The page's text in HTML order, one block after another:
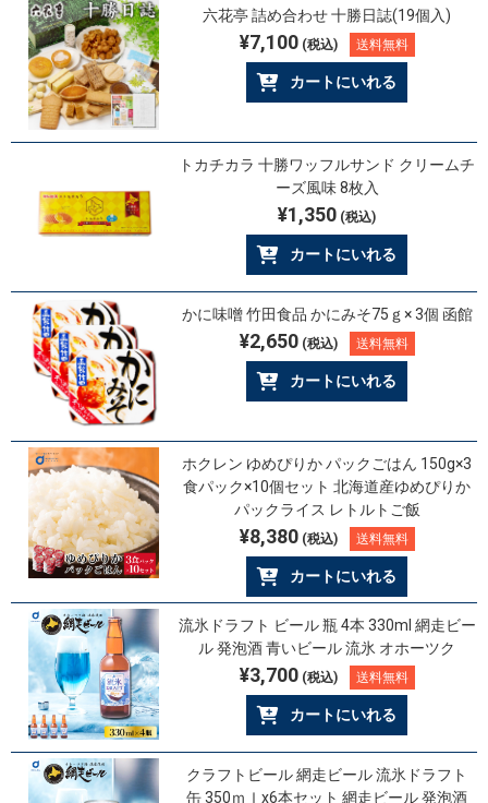
六花亭 詰め合わせ 十勝日誌(19個入)
¥7,100(税込) 送料無料
カートにいれる
トカチカラ 十勝ワッフルサンド クリームチ
ーズ風味 8枚入
¥1,350 (税込)
カートにいれる
かに味噌 竹田食品 かにみそ75ｇ× 3個 函館
¥2,650(税込) 送料無料
カートにいれる
ホクレン ゆめぴりか パックごはん 150g×3
食パック×10個セット 北海道産ゆめぴりか
パックライス レトルトご飯
¥8,380(税込) 送料無料
カートにいれる
流氷ドラフト ビール 瓶 4本 330ml 網走ビー
ル 発泡酒 青いビール 流氷 オホーツク
¥3,700(税込) 送料無料
カートにいれる
クラフトビール 網走ビール 流氷ドラフト
缶 350ｍｌx6本セット 網走ビール 発泡酒